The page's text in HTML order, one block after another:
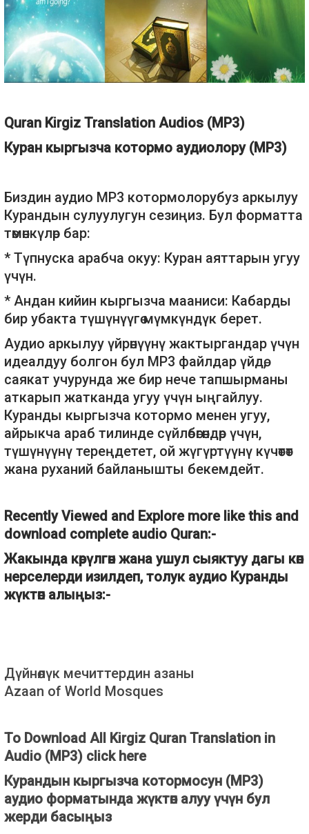
Quran Kirgiz Translation Audios (MP3)
Куран кыргызча котормо аудиолору (MP3)
Биздин аудио MP3 котормолорубуз аркылуу
Курандын сулуулугун сезиңиз. Бул форматта
төмөнкүлөр бар:
* Түпнуска арабча окуу: Куран аяттарын угуу
үчүн.
* Андан кийин кыргызча мааниси: Кабарды
бир убакта түшүнүүгө мүмкүндүк берет.
Аудио аркылуу үйрөнүүнү жактыргандар үчүн
идеалдуу болгон бул MP3 файлдар үйдө,
саякат учурунда же бир нече тапшырманы
аткарып жатканда угуу үчүн ыңгайлуу.
Куранды кыргызча котормо менен угуу,
айрыкча араб тилинде сүйлөбөгөндөр үчүн,
түшүнүүнү тереңдетет, ой жүгүртүүнү күчөтөт
жана руханий байланышты бекемдейт.
Recently Viewed and Explore more like this and
download complete audio Quran:-
Жакында көрүлгөн жана ушул сыяктуу дагы көп
нерселерди изилдеп, толук аудио Куранды
жүктөп алыңыз:-
Дүйнөлүк мечиттердин азаны
Azaan of World Mosques
To Download All Kirgiz Quran Translation in
Audio (MP3) click here
Курандын кыргызча котормосун (MP3)
аудио форматында жүктөп алуу үчүн бул
жерди басыңыз